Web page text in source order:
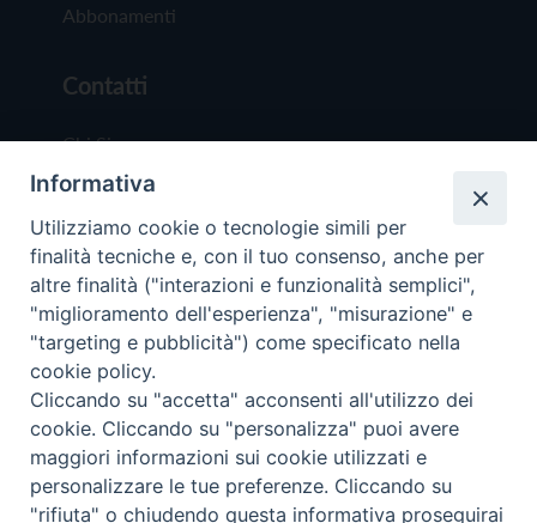
Abbonamenti
Contatti
Chi Siamo
Redazione
Scrivici
Copyright © 2019 - Tutti i diritti riservati - Vita
Trentina Editrice
Privacy Policy
Torna
Informativa
Utilizziamo cookie o tecnologie simili per
finalità tecniche e, con il tuo consenso, anche per
altre finalità ("interazioni e funzionalità semplici",
"miglioramento dell'esperienza", "misurazione" e
"targeting e pubblicità") come specificato nella
cookie policy.
Cliccando su "accetta" acconsenti all'utilizzo dei
cookie. Cliccando su "personalizza" puoi avere
maggiori informazioni sui cookie utilizzati e
personalizzare le tue preferenze. Cliccando su
"rifiuta" o chiudendo questa informativa proseguirai